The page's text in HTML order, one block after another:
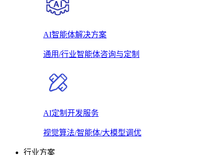
AI智能体解决方案
通用/行业智能体咨询与定制
AI定制开发服务
视觉算法/智能体/大模型调优
行业方案